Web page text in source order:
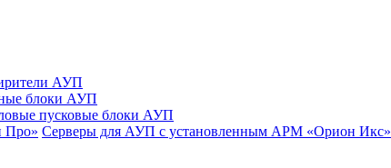
АУП
блоки АУП
пусковые блоки АУП
Про» Серверы для АУП с установленным АРМ «Орион Икс»